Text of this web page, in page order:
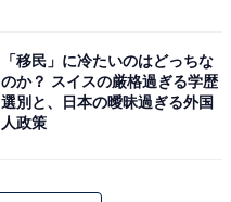
「移民」に冷たいのはどっちな
のか？ スイスの厳格過ぎる学歴
選別と、日本の曖昧過ぎる外国
人政策